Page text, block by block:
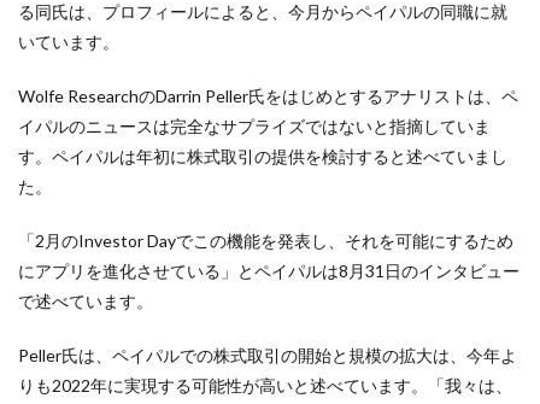
る同氏は、プロフィールによると、今月からペイパルの同職に就
いています。
Wolfe ResearchのDarrin Peller氏をはじめとするアナリストは、ペ
イパルのニュースは完全なサプライズではないと指摘していま
す。ペイパルは年初に株式取引の提供を検討すると述べていまし
た。
「2月のInvestor Dayでこの機能を発表し、それを可能にするため
にアプリを進化させている」とペイパルは8月31日のインタビュー
で述べています。
Peller氏は、ペイパルでの株式取引の開始と規模の拡大は、今年よ
りも2022年に実現する可能性が高いと述べています。「我々は、